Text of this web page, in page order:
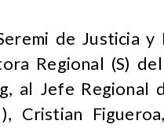
de Justicia
Regional (S)
al Jefe
Cristian